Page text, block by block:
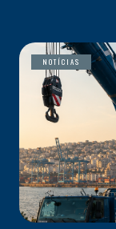
NOTÍCIAS